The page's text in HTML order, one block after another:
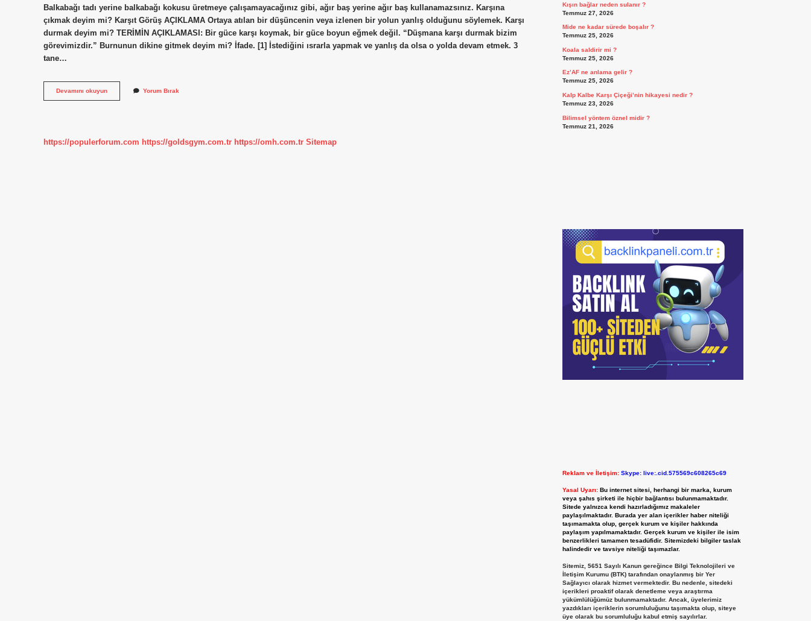
Balkabağı tadı yerine balkabağı kokusu üretmeye çalışamayacağınız gibi, ağır baş yerine ağır baş kullanamazsınız. Karşına
çıkmak deyim mi? Karşıt Görüş AÇIKLAMA Ortaya atılan bir düşüncenin veya izlenen bir yolun yanlış olduğunu söylemek. Karşı
durmak deyim mi? TERİMİN AÇIKLAMASI: Bir güce karşı koymak, bir güce boyun eğmek değil. “Düşmana karşı durmak bizim
görevimizdir.” Burnunun dikine gitmek deyim mi? İfade. [1] İstediğini ısrarla yapmak ve yanlış da olsa o yolda devam etmek. 3
tane…
Devamını okuyunKarsisina
Dikilmek
Yorum Bırak
https://populerforum.com https://goldsgym.com.tr https://omh.com.tr Sitemap
Kışın bağlar neden sulanır ?
Temmuz 27, 2026
Mide ne kadar sürede boşalır ?
Temmuz 25, 2026
Koala saldirir mi ?
Temmuz 25, 2026
Ez’AF ne anlama gelir ?
Temmuz 25, 2026
Kalp Kalbe Karşı Çiçeği’nin hikayesi nedir ?
Temmuz 23, 2026
Bilimsel yöntem öznel midir ?
Temmuz 21, 2026
Reklam ve İletişim: Skype: live:.cid.575569c608265c69
Yasal Uyarı: Bu internet sitesi, herhangi bir marka, kurum
veya şahıs şirketi ile hiçbir bağlantısı bulunmamaktadır.
Sitede yalnızca kendi hazırladığımız makaleler
paylaşılmaktadır. Burada yer alan içerikler haber niteliği
taşımamakta olup, gerçek kurum ve kişiler hakkında
paylaşım yapılmamaktadır. Gerçek kurum ve kişiler ile isim
benzerlikleri tamamen tesadüfidir. Sitemizdeki bilgiler taslak
halindedir ve tavsiye niteliği taşımazlar.
Sitemiz, 5651 Sayılı Kanun gereğince Bilgi Teknolojileri ve
İletişim Kurumu (BTK) tarafından onaylanmış bir Yer
Sağlayıcı olarak hizmet vermektedir. Bu nedenle, sitedeki
içerikleri proaktif olarak denetleme veya araştırma
yükümlülüğümüz bulunmamaktadır. Ancak, üyelerimiz
yazdıkları içeriklerin sorumluluğunu taşımakta olup, siteye
üye olarak bu sorumluluğu kabul etmiş sayılırlar.